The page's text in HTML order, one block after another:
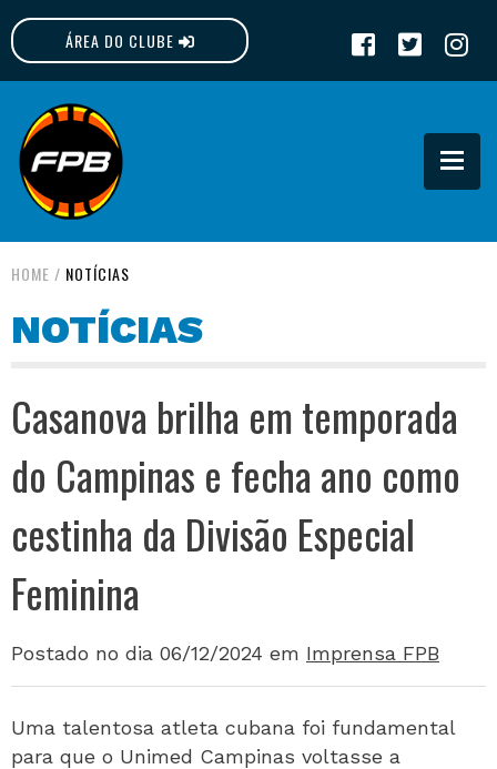
ÁREA DO CLUBE
FPB
HOME / NOTÍCIAS
NOTÍCIAS
Casanova brilha em temporada
do Campinas e fecha ano como
cestinha da Divisão Especial
Feminina
Postado no dia 06/12/2024 em Imprensa FPB
Uma talentosa atleta cubana foi fundamental
para que o Unimed Campinas voltasse a